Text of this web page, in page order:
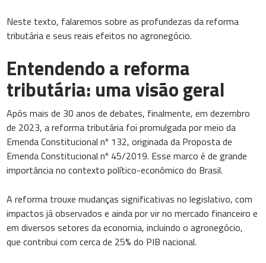
Neste texto, falaremos sobre as profundezas da reforma
tributária e seus reais efeitos no agronegócio.
Entendendo a reforma
tributária: uma visão geral
Após mais de 30 anos de debates, finalmente, em dezembro
de 2023, a reforma tributária foi promulgada por meio da
Emenda Constitucional nº 132, originada da Proposta de
Emenda Constitucional nº 45/2019. Esse marco é de grande
importância no contexto político-econômico do Brasil.
A reforma trouxe mudanças significativas no legislativo, com
impactos já observados e ainda por vir no mercado financeiro e
em diversos setores da economia, incluindo o agronegócio,
que contribui com cerca de 25% do PIB nacional.